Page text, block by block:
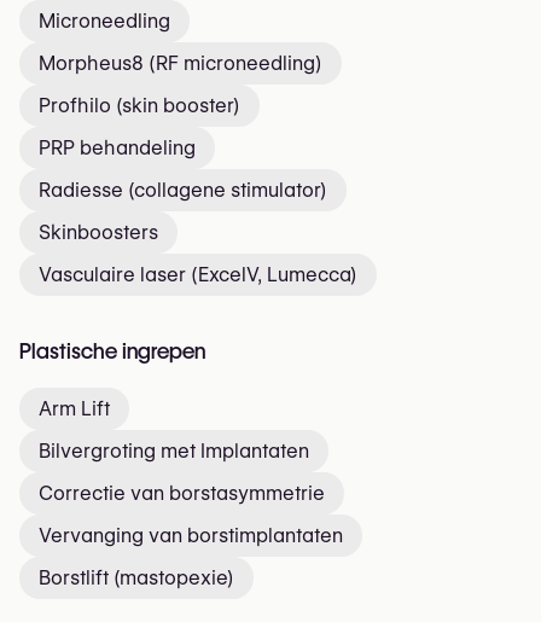
Microneedling
Morpheus8 (RF microneedling)
Profhilo (skin booster)
PRP behandeling
Radiesse (collagene stimulator)
Skinboosters
Vasculaire laser (ExcelV, Lumecca)
Plastische ingrepen
Arm Lift
Bilvergroting met Implantaten
Correctie van borstasymmetrie
Vervanging van borstimplantaten
Borstlift (mastopexie)